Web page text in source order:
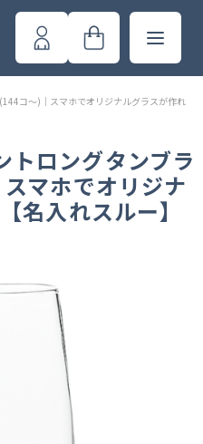
コ～)｜スマホでオリジナルグラスが作れ
トロングタンブラ
マホでオリジナ
名入れスルー】